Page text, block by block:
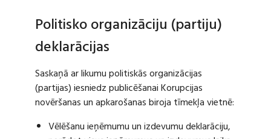
Politisko organizāciju (partiju)
deklarācijas
Saskaņā ar likumu politiskās organizācijas
(partijas) iesniedz publicēšanai Korupcijas
novēršanas un apkarošanas biroja tīmekļa vietnē:
Vēlēšanu ieņēmumu un izdevumu deklarāciju,